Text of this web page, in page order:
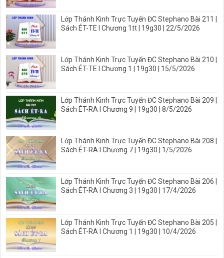
Lớp Thánh Kinh Trực Tuyến ĐC Stephano Bài 211 |
Sách ÉT-TE I Chương 1tt | 19g30 | 22/5/2026
Lớp Thánh Kinh Trực Tuyến ĐC Stephano Bài 210 |
Sách ÉT-TE I Chương 1 | 19g30 | 15/5/2026
Lớp Thánh Kinh Trực Tuyến ĐC Stephano Bài 209 |
Sách ÉT-RA I Chương 9 | 19g30 | 8/5/2026
Lớp Thánh Kinh Trực Tuyến ĐC Stephano Bài 208 |
Sách ÉT-RA I Chương 7 | 19g30 | 1/5/2026
Lớp Thánh Kinh Trực Tuyến ĐC Stephano Bài 206 |
Sách ÉT-RA I Chương 3 | 19g30 | 17/4/2026
Lớp Thánh Kinh Trực Tuyến ĐC Stephano Bài 205 |
Sách ÉT-RA I Chương 1 | 19g30 | 10/4/2026